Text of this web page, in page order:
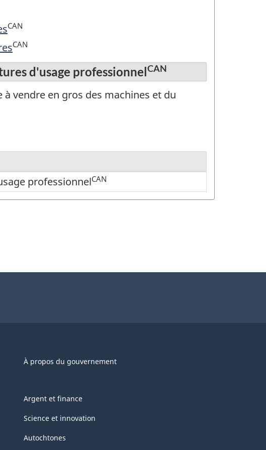
CAN
CAN
d'usage professionnelCAN
vendre en gros des machines et du
professionnelCAN
À propos du gouvernement
Argent et finance
Science et innovation
Autochtones